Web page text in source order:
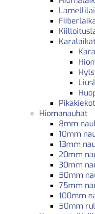
Pikakiekot
Hiomanauhat
8mm
10mm
13mm
20mm
30mm
50mm
75mm
100mm
50mm